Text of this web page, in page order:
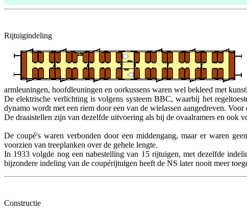
Rijtuigindeling
armleuningen, hoofdleuningen en oorkussens waren wel bekleed met
De elektrische verlichting is volgens systeem BBC, waarbij het
dynamo wordt met een riem door een van de wielassen aangedreven.
De draaistellen zijn van dezelfde uitvoering als bij de ovaalramers en ook
De coupé's waren verbonden door een middengang, maar er waren
voorzien van treeplanken over de gehele lengte.
In 1933 volgde nog een nabestelling van 15 rijtuigen, met dezelfde
bijzondere indeling van de coupérijtuigen heeft de NS later nooit meer
Constructie